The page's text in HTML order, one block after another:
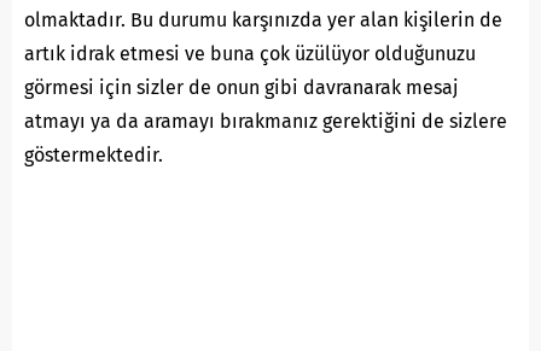
olmaktadır. Bu durumu karşınızda yer alan kişilerin de
artık idrak etmesi ve buna çok üzülüyor olduğunuzu
görmesi için sizler de onun gibi davranarak mesaj
atmayı ya da aramayı bırakmanız gerektiğini de sizlere
göstermektedir.